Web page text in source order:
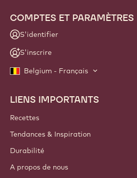
COMPTES ET PARAMÈTRES
S'identifier
S'inscrire
Belgium - Français
Footer
Callebaut
LIENS IMPORTANTS
Recettes
Tendances & Inspiration
Durabilité
A propos de nous